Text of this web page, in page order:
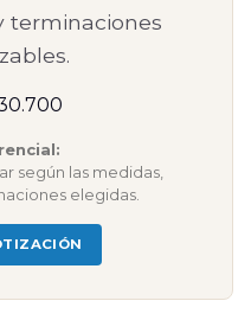
terminaciones
según las medidas,
elegidas.